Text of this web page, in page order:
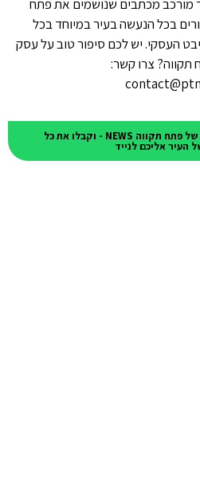
מורכב מכתבים שנושמים את פתח
בכל הנעשה בעיר במיוחד בכל
העסקי. יש לכם סיפור טוב על עסק
צרו קשר:
הצטרפו לקבוצת הוואטסאפ של פתח תקווה NEWS - וקבלו את כל
העיר אליכם לנייד